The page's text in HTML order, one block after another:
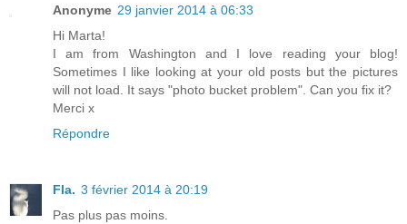
Anonyme 29 janvier 2014 à 06:33
Hi Marta!
I am from Washington and I love reading your blog!
Sometimes I like looking at your old posts but the pictures
will not load. It says "photo bucket problem". Can you fix it?
Merci x
Répondre
Fla. 3 février 2014 à 20:19
Pas plus pas moins.